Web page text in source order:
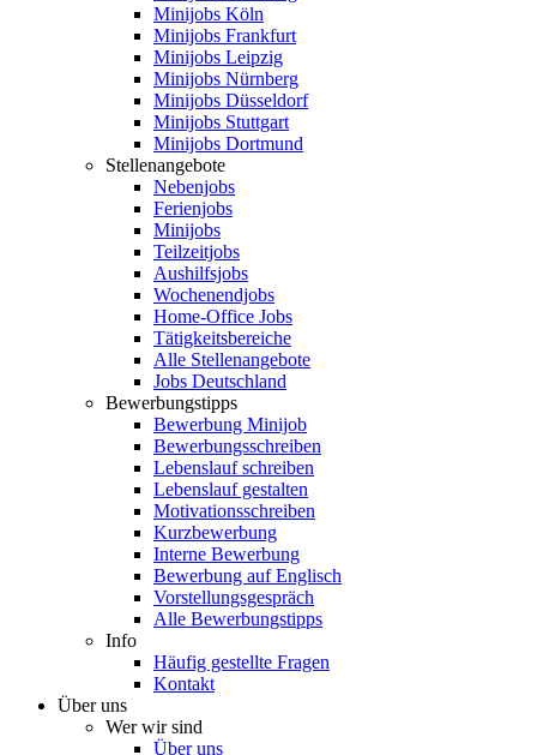
Minijobs Köln
Minijobs Frankfurt
Minijobs Leipzig
Minijobs Nürnberg
Minijobs Düsseldorf
Minijobs Stuttgart
Minijobs Dortmund
Stellenangebote
Nebenjobs
Ferienjobs
Minijobs
Teilzeitjobs
Aushilfsjobs
Wochenendjobs
Home-Office Jobs
Tätigkeitsbereiche
Alle Stellenangebote
Jobs Deutschland
Bewerbungstipps
Bewerbung Minijob
Bewerbungsschreiben
Lebenslauf schreiben
Lebenslauf gestalten
Motivationsschreiben
Kurzbewerbung
Interne Bewerbung
Bewerbung auf Englisch
Vorstellungsgespräch
Alle Bewerbungstipps
Info
Häufig gestellte Fragen
Kontakt
Über uns
Wer wir sind
Über uns